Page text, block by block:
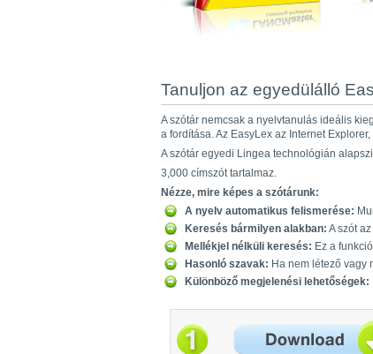
Tanuljon az egyedülálló
A szótár nemcsak a nyelvtanulás ideális
a fordítása. Az EasyLex az Internet
A szótár egyedi Lingea technológián
3,000 címszót tartalmaz.
Nézze, mire képes a szótárunk:
A nyelv automatikus felismerése:
Keresés bármilyen alakban: A szót
Mellékjel nélküli keresés: Ez a
Hasonló szavak: Ha nem létező vagy
Különböző megjelenési lehetőségek: